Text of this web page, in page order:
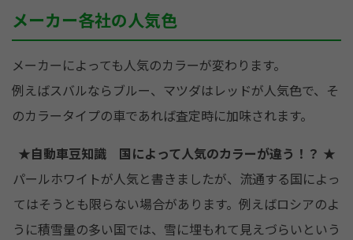
メーカー各社の人気色
メーカーによっても人気のカラーが変わります。
例えばスバルならブルー、マツダはレッドが人気色で、そ
のカラータイプの車であれば査定時に加味されます。
★自動車豆知識 国によって人気のカラーが違う！？ ★
パールホワイトが人気と書きましたが、流通する国によっ
てはそうとも限らない場合があります。例えばロシアのよ
うに積雪量の多い国では、雪に埋もれて見えづらいという